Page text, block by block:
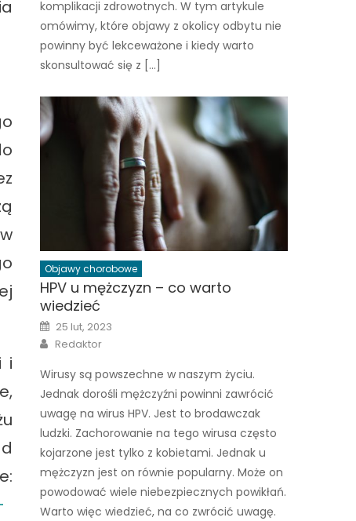
i
komplikacji zdrowotnych. W tym artykule
omówimy, które objawy z okolicy odbytu nie
powinny być lekceważone i kiedy warto
skonsultować się z […]
Objawy chorobowe
HPV u mężczyzn – co warto
wiedzieć
Posted
on
25 lut, 2023
Author
Redaktor
Wirusy są powszechne w naszym życiu.
Jednak dorośli mężczyźni powinni zawrócić
uwagę na wirus HPV. Jest to brodawczak
ludzki. Zachorowanie na tego wirusa często
kojarzone jest tylko z kobietami. Jednak u
mężczyzn jest on równie popularny. Może on
powodować wiele niebezpiecznych powikłań.
Warto więc wiedzieć, na co zwrócić uwagę.